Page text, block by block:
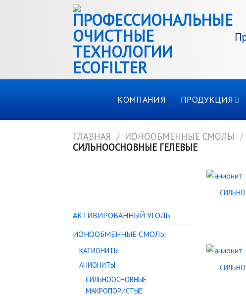
КОМПАНИЯ ПРОДУКЦИЯ
ГЛАВНАЯ / ИОНООБМЕННЫЕ СМОЛЫ /
СИЛЬНООСНОВНЫЕ ГЕЛЕВЫЕ
АКТИВИРОВАННЫЙ УГОЛЬ
ИОНООБМЕННЫЕ СМОЛЫ
КАТИОНИТЫ
АНИОНИТЫ
СИЛЬНООСНОВНЫЕ
МАКРОПОРИСТЫЕ